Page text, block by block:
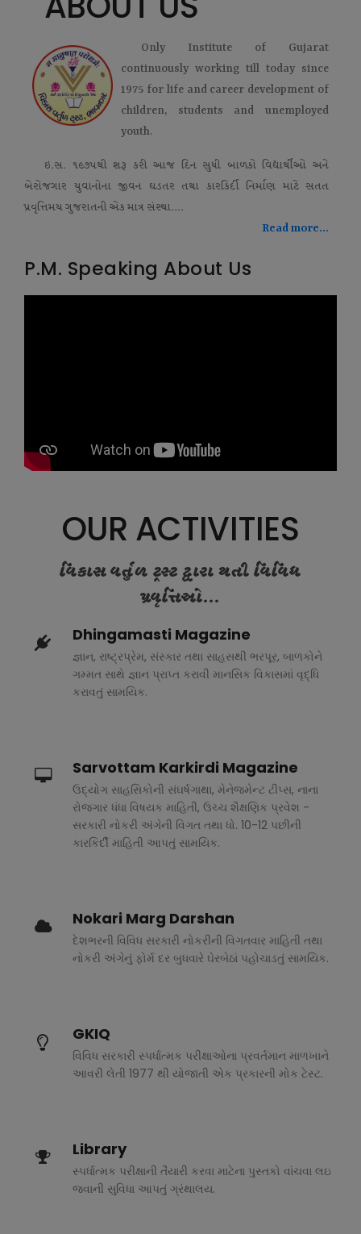
Only Institute of Gujarat
continuously working till today since
1975 for life and career development of
children, students and unemployed
youth.
ઇ.સ. ૧૯૭૫થી શરૂ કરી આજ દિન સુધી બાળકો વિદ્યાર્થીઓ અને
બેરોજગાર યુવાનોના જીવન ઘડતર તથા કારકિર્દી નિર્માણ માટે સતત
પ્રવૃત્તિમય ગુજરાતની એક માત્ર સંસ્થા....
Read more...
P.M. Speaking About Us
OUR ACTIVITIES
વિકાસ વર્તુળ ટ્રસ્ટ દ્વારા થતી વિવિધ
પ્રવૃત્તિઓ...
Dhingamasti Magazine
જ્ઞાન, રાષ્ટ્રપ્રેમ, સંસ્કાર તથા સાહસથી ભરપૂર, બાળકોને
ગમ્મત સાથે જ્ઞાન પ્રાપ્ત કરાવી માનસિક વિકાસમાં વૃદ્ધિ
કરાવતું સામયિક.
Sarvottam Karkirdi Magazine
ઉદ્યોગ સાહસિકોની સંઘર્ષગાથા, મેનેજમેન્ટ ટીપ્સ, નાના
રોજગાર ધંધા વિષયક માહિતી, ઉચ્ચ શૈક્ષણિક પ્રવેશ -
સરકારી નોકરી અંગેની વિગત તથા ધો. 10-12 પછીની
કારકિર્દી માહિતી આપતું સામયિક.
Nokari Marg Darshan
દેશભરની વિવિધ સરકારી નોકરીની વિગતવાર માહિતી તથા
નોકરી અંગેનું ફોર્મ દર બુધવારે ઘેરબેઠાં પહોચાડતું સામયિક.
GKIQ
વિવિધ સરકારી સ્પર્ધાત્મક પરીક્ષાઓના પ્રવર્તમાન માળખાને
આવરી લેતી 1977 થી યોજાતી એક પ્રકારની મોક ટેસ્ટ.
Library
સ્પર્ધાત્મક પરીક્ષાની તૈયારી કરવા માટેના પુસ્તકો વાંચવા લઇ
જવાની સુવિધા આપતું ગ્રંથાલય.